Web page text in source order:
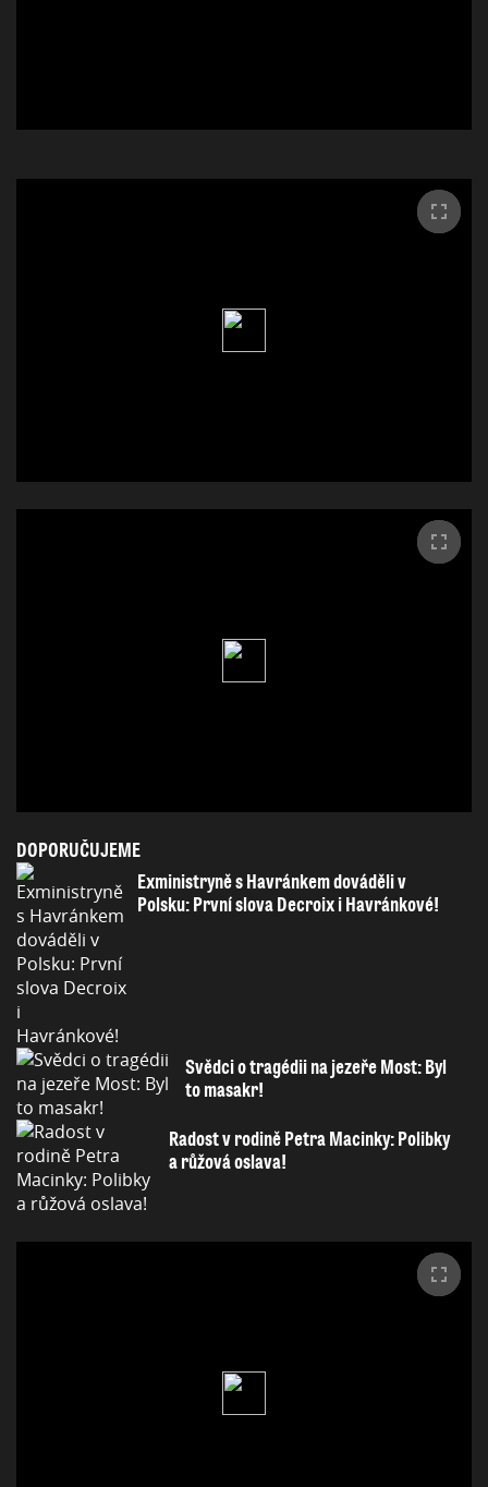
DOPORUČUJEME
Exministryně s Havránkem dováděli v
Polsku: První slova Decroix i Havránkové!
Svědci o tragédii na jezeře Most: Byl
to masakr!
Radost v rodině Petra Macinky: Polibky
a růžová oslava!